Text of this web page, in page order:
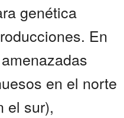
genética
En
en el norte
el sur),